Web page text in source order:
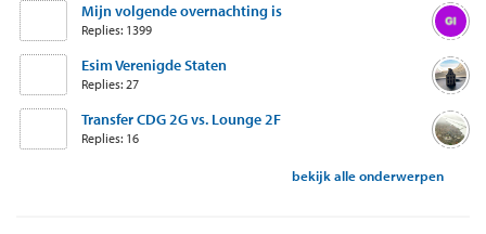
Mijn volgende overnachting is
Replies: 1399
Esim Verenigde Staten
Replies: 27
Transfer CDG 2G vs. Lounge 2F
Replies: 16
bekijk alle onderwerpen